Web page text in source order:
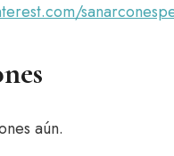
aún.